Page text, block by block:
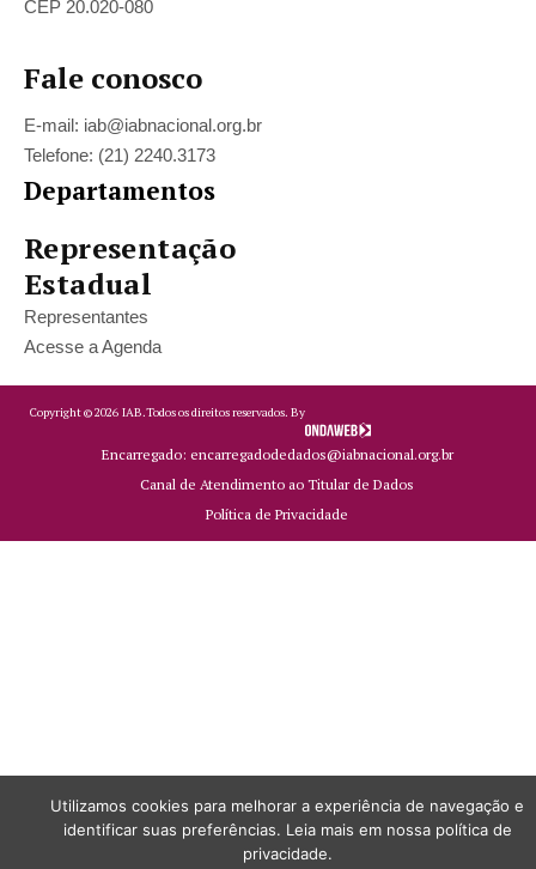
CEP 20.020-080
Fale conosco
E-mail: iab@iabnacional.org.br
Telefone: (21) 2240.3173
Departamentos
Representação
Estadual
Representantes
Acesse a Agenda
Copyright ©2026 IAB.Todos os direitos reservados. By
Encarregado: encarregadodedados@iabnacional.org.br
Canal de Atendimento ao Titular de Dados
Política de Privacidade
Utilizamos cookies para melhorar a experiência de navegação e
identificar suas preferências. Leia mais em nossa política de
privacidade.